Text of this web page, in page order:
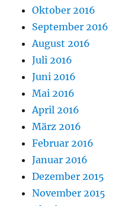
Oktober 2016
September 2016
August 2016
Juli 2016
Juni 2016
Mai 2016
April 2016
März 2016
Februar 2016
Januar 2016
Dezember 2015
November 2015